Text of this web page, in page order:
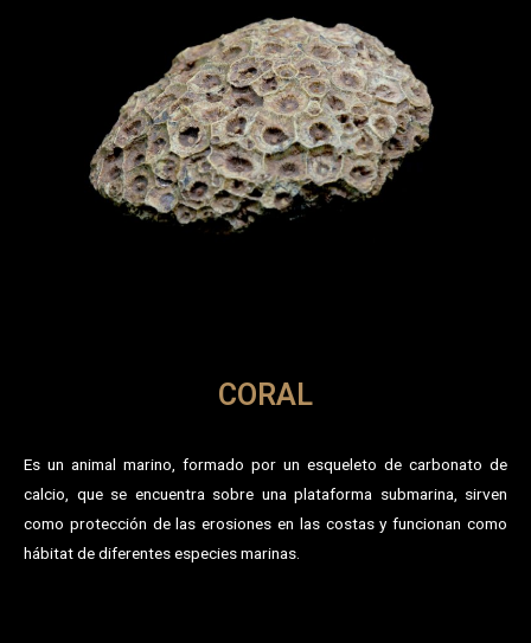
CORAL
Es un animal marino, formado por un esqueleto de carbonato de
calcio, que se encuentra sobre una plataforma submarina, sirven
como protección de las erosiones en las costas y funcionan como
hábitat de diferentes especies marinas.